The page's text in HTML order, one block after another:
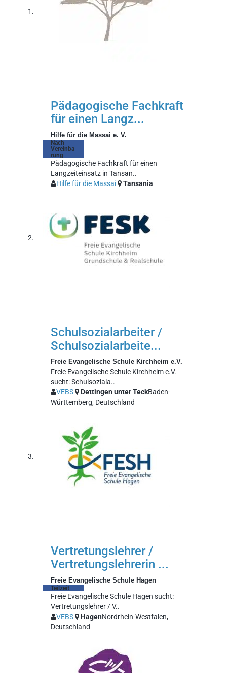
Pädagogische Fachkraft
für einen Langz...
Hilfe für die Massai e. V.
Nach
Vereinba
rung
Pädagogische Fachkraft für einen
Langzeiteinsatz in Tansan..
Hilfe für die Massai
Tansania
Schulsozialarbeiter /
Schulsozialarbeite...
Freie Evangelische Schule Kirchheim e.V.
Freie Evangelische Schule Kirchheim e.V.
sucht: Schulsoziala..
VEBS
Dettingen unter TeckBaden-
Württemberg, Deutschland
Vertretungslehrer /
Vertretungslehrerin ...
Freie Evangelische Schule Hagen
Teilzeit
Freie Evangelische Schule Hagen sucht:
Vertretungslehrer / V..
VEBS
HagenNordrhein-Westfalen,
Deutschland